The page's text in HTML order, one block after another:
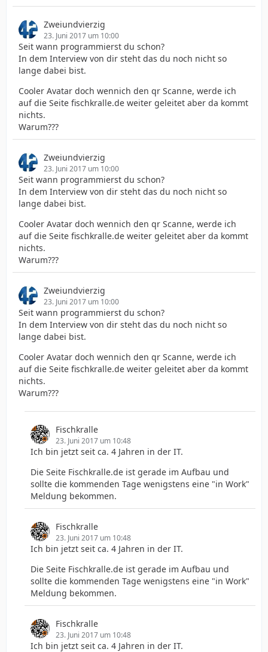
Zweiundvierzig
23. Juni 2017 um 10:00
Seit wann programmierst du schon?
In dem Interview von dir steht das du noch nicht so
lange dabei bist.
Cooler Avatar doch wennich den qr Scanne, werde ich
auf die Seite fischkralle.de weiter geleitet aber da kommt
nichts.
Warum???
Zweiundvierzig
23. Juni 2017 um 10:00
Seit wann programmierst du schon?
In dem Interview von dir steht das du noch nicht so
lange dabei bist.
Cooler Avatar doch wennich den qr Scanne, werde ich
auf die Seite fischkralle.de weiter geleitet aber da kommt
nichts.
Warum???
Zweiundvierzig
23. Juni 2017 um 10:00
Seit wann programmierst du schon?
In dem Interview von dir steht das du noch nicht so
lange dabei bist.
Cooler Avatar doch wennich den qr Scanne, werde ich
auf die Seite fischkralle.de weiter geleitet aber da kommt
nichts.
Warum???
Fischkralle
23. Juni 2017 um 10:48
Ich bin jetzt seit ca. 4 Jahren in der IT.
Die Seite Fischkralle.de ist gerade im Aufbau und
sollte die kommenden Tage wenigstens eine "in Work"
Meldung bekommen.
Fischkralle
23. Juni 2017 um 10:48
Ich bin jetzt seit ca. 4 Jahren in der IT.
Die Seite Fischkralle.de ist gerade im Aufbau und
sollte die kommenden Tage wenigstens eine "in Work"
Meldung bekommen.
Fischkralle
23. Juni 2017 um 10:48
Ich bin jetzt seit ca. 4 Jahren in der IT.